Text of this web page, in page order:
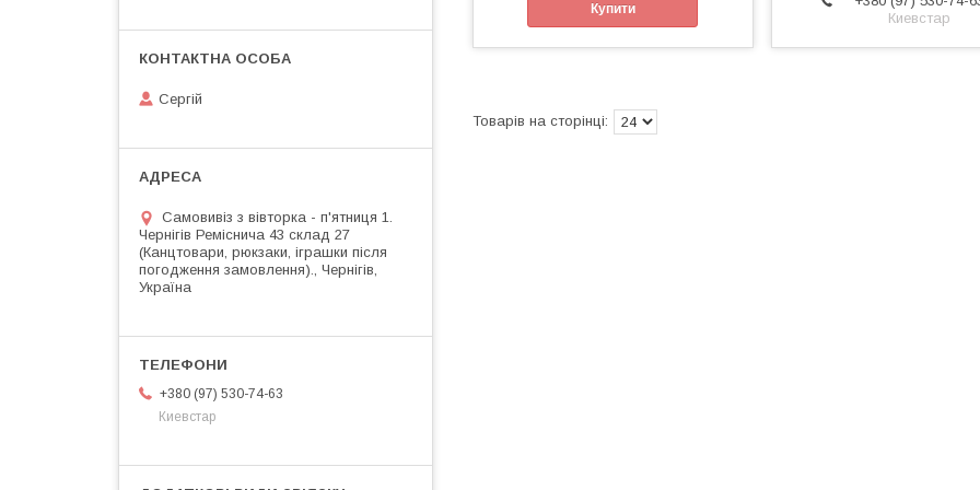
Купити
Киевстар
Сергій
Самовивіз з вівторка - п'ятниця 1.
Чернігів Реміснича 43 склад 27
(Канцтовари, рюкзаки, іграшки після
погодження замовлення)., Чернігів,
Україна
+380 (97) 530-74-63
Киевстар